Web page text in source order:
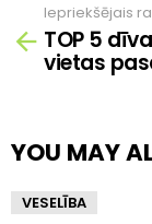
Skatīt
vairāk
Iepriekšējais
TOP 5
vietas
YOU MAY
VESELĪBA